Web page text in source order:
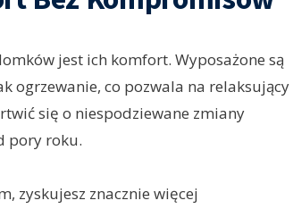
jest ich komfort. Wyposażone są
ogrzewanie, co pozwala na relaksujący
się o niespodziewane zmiany
pory roku.
zyskujesz znacznie więcej